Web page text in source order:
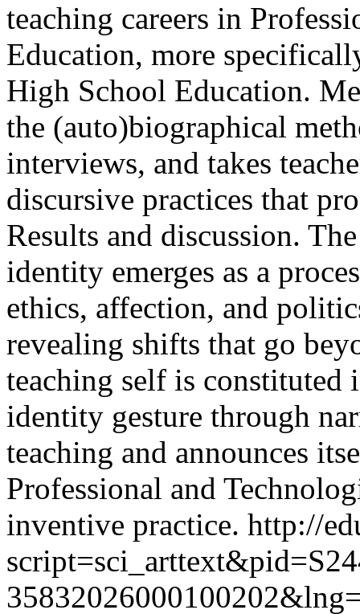
teaching careers in
Education, more
High School Education.
the (auto)biographical
interviews, and takes
discursive practices that
Results and discussion.
identity emerges as a
ethics, affection, and
revealing shifts that go
teaching self is constituted
identity gesture through
teaching and announces
Professional and
inventive practice. http://